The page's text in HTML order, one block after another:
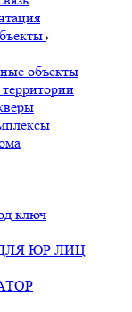
объекты
ключ
ЮР ЛИЦ